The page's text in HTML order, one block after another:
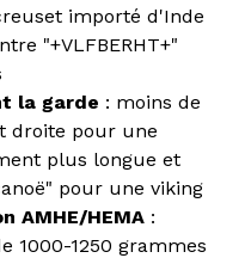
importé d'Inde
"+VLFBERHT+"
la garde : moins de
droite pour une
plus longue et
pour une viking
AMHE/HEMA:
1000-1250 grammes